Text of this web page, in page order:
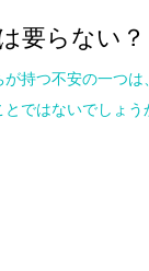
要らない？
持つ不安の一つ
ではないでしょ